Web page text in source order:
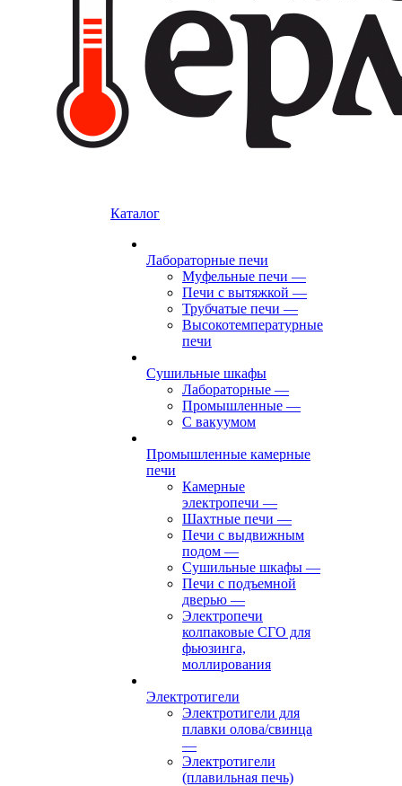
Каталог
Лабораторные печи
Муфельные печи —
Печи с вытяжкой —
Трубчатые печи —
Высокотемпературные
печи
Сушильные шкафы
Лабораторные —
Промышленные —
С вакуумом
Промышленные камерные
печи
Камерные
электропечи —
Шахтные печи —
Печи с выдвижным
подом —
Сушильные шкафы —
Печи с подъемной
дверью —
Электропечи
колпаковые СГО для
фьюзинга,
моллирования
Электротигели
Электротигели для
плавки олова/свинца
—
Электротигели
(плавильная печь)